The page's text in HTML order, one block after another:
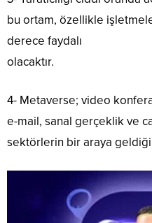
bu ortam, özellikle
derece faydalı
olacaktır.
4- Metaverse; video
e-mail, sanal gerçeklik ve
sektörlerin bir araya geldiği